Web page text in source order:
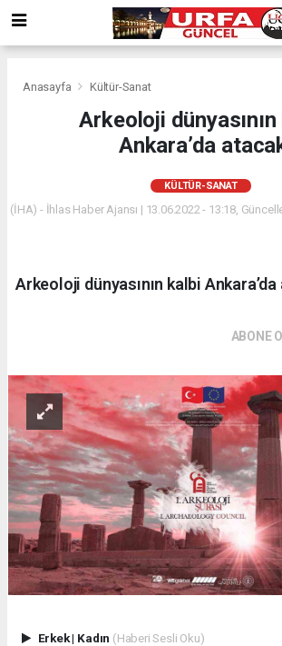
Anasayfa Kültür-Sanat
Arkeoloji
Ankara’da
KÜLTÜR-SANAT
(İHA) - İhlas Haber Ajansı | 13.06.2022 - 13:18,
Arkeoloji dünyasının kalbi
ABONE
Erkek| Kadın (Haberi Sesli Oku)